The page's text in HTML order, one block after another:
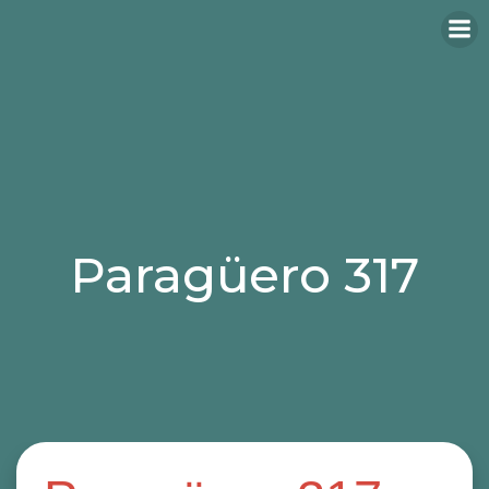
Paragüero 317